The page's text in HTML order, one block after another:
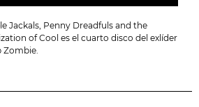
Jackals, Penny Dreadfuls and the
of Cool es el cuarto disco del exlíder
Zombie.